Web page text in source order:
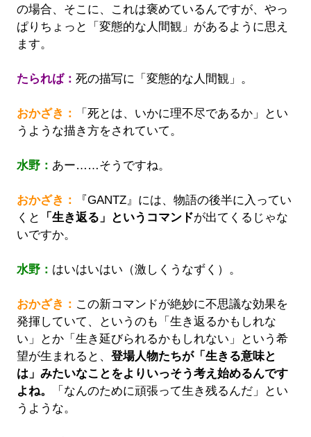
の場合、そこに、これは褒めているんですが、やっ
ぱりちょっと「変態的な人間観」があるように思え
ます。
たられば： 死の描写に「変態的な人間観」。
おかざき：
「死とは、いかに理不尽であるか」とい
うような描き方をされていて。
水野： あー……そうですね。
おかざき：
『GANTZ』には、物語の後半に入ってい
くと
「生き返る」というコマンドが出てくるじゃな
いですか。
水野： はいはいはい（激しくうなずく）。
おかざき： この新コマンドが絶妙に不思議な効果を
発揮していて、というのも「生き返るかもしれな
い」とか「生き延びられるかもしれない」という希
望が生まれると、 登場人物たちが「生きる意味と
は」みたいなことをよりいっそう考え始めるんです
よね。
「なんのために頑張って生き残るんだ」とい
うような。